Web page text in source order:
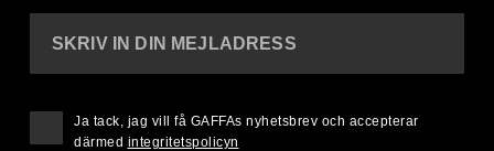
SKRIV IN DIN MEJLADRESS
Ja tack, jag vill få GAFFAs nyhetsbrev och accepterar
därmed integritetspolicyn